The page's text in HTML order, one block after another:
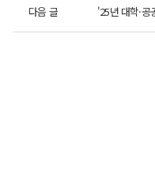
다음 글 '25년 대학·